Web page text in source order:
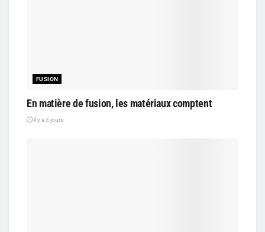
FUSION
En matière de fusion, les matériaux comptent
il y a 3 jours